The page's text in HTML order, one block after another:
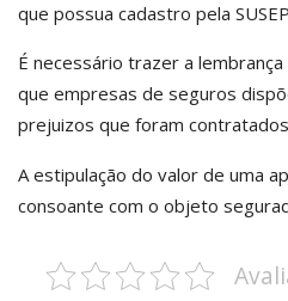
que possua cadastro pela
É necessário trazer a
que empresas de seguros
prejuizos que foram
A estipulação do valor de uma
consoante com o objeto